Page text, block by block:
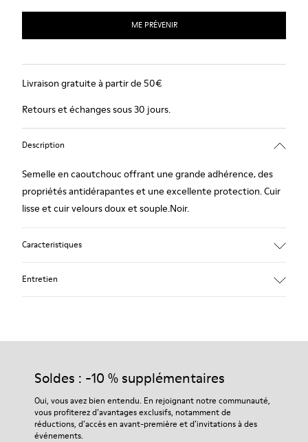
ME PRÉVENIR
Livraison gratuite à partir de 50€
Retours et échanges sous 30 jours.
Description
Semelle en caoutchouc offrant une grande adhérence, des
propriétés antidérapantes et une excellente protection. Cuir
lisse et cuir velours doux et souple.Noir.
Caracteristiques
Entretien
Nos chaussures sont confectionnées à partir de matières haut
durabilité accrue de vos chaussures.
Pour obtenir des instructions détaillées sur l’entretien de
votre paire de chaussures, consultez notreguide d’entretien
Soldes : -10 % supplémentaires
Oui, vous avez bien entendu. En rejoignant notre communauté,
vous profiterez d’avantages exclusifs, notamment de
réductions, d’accès en avant-première et d’invitations à des
événements.